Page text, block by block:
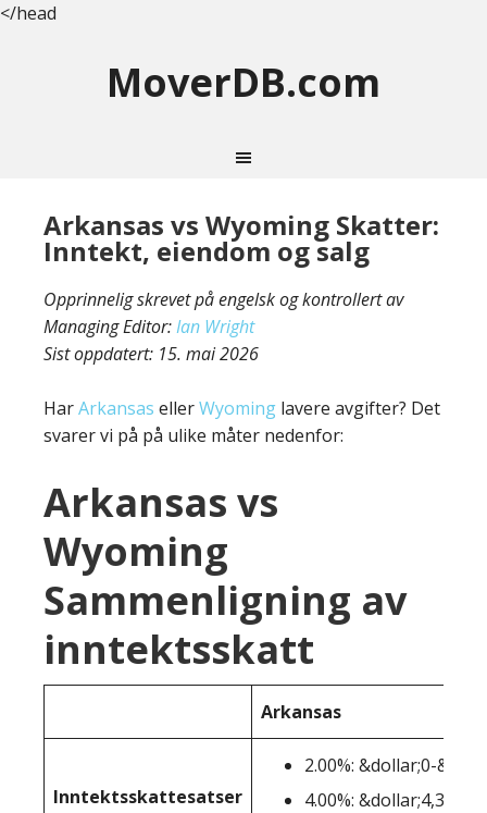
</head
MoverDB.com
Arkansas vs Wyoming Skatter:
Inntekt, eiendom og salg
Opprinnelig skrevet på engelsk og kontrollert av
Managing Editor:Ian Wright
Sist oppdatert: 15. mai 2026
HarArkansas ellerWyoming lavere avgifter? Det
svarer vi på på ulike måter nedenfor:
Arkansas vs
Wyoming
Sammenligning av
inntektsskatt
Arkansas
Inntektsskattesatser
2.00%: &dollar;0-
4.00%: &dollar;4,300-